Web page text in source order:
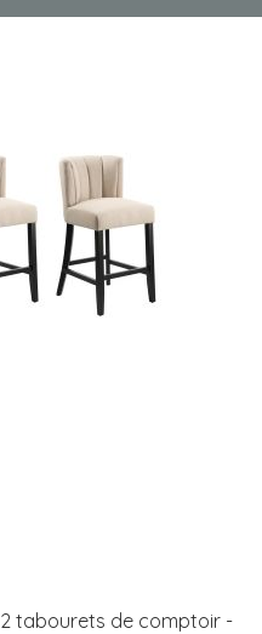
tabourets de comptoir -